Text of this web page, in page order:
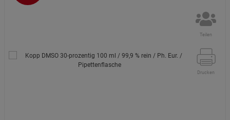
Teilen
Drucken